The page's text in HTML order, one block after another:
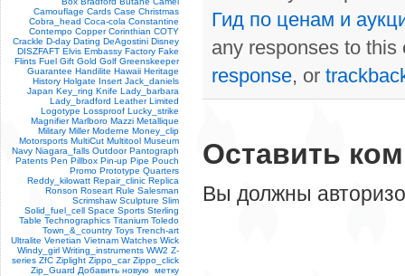
Гид по ценам и
any responses to
response, or
Оставить
Вы должны
Camouflage Cards Case Christmas
Cobra_head Coca-cola Constantine
Contempo Copper Corinthian COTY
Crackle D-day Dating DeAgostini Disney
DISZFAFT Elvis Embassy Factory Fake
Flints Fuel Gift Gold Golf Greenskeeper
Guarantee Handilite Hawaii Heritage
History Holgate Insert Jack_daniels
Japan Key_ring Knife Lady_barbara
Lady_bradford Leather Limited
Logotype Lossproof Lucky_strike
Magnifier Marlboro Mazzi Metallique
Military Miller Moderne Money_clip
Motorsports MultiCut Multitool Museum
Navy Niagara_falls Outdoor Pantograph
Patents Pen Pillbox Pin-up Pipe Pouch
Promo Prototype Quarters
Reddy_kilowatt Repair_clinic Replica
Ronson Roseart Rule Salesman
Scrimshaw Sculpture Slim
Solid_fuel_cell Space Sports Sterling
Table Technographics Titanium Toledo
Town_&_country Toys Trench-art
Ultralite Venetian Vietnam Watches Wick
Windy_girl Writing_instruments WW2 Z-
series ZfC Ziplight Zippo_car Zippo_click
Zip_Guard Добавить новую метку